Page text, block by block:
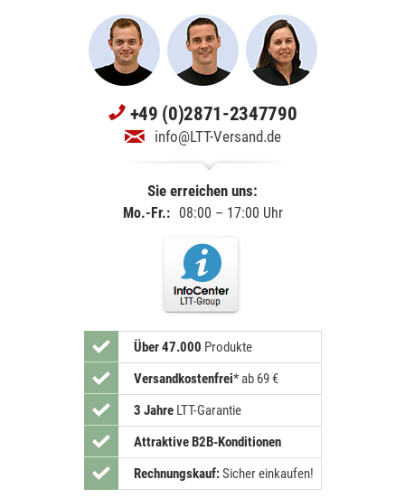
+49 (0)2871-2347790
info@LTT-Versand.de
Sie erreichen uns:
Mo.-Fr.: 08:00 – 17:00 Uhr
Über 47.000 Produkte
Versandkostenfrei* ab 69 €
3 JahreLTT-Garantie
Attraktive B2B-Konditionen
Rechnungskauf:Sicher einkaufen!